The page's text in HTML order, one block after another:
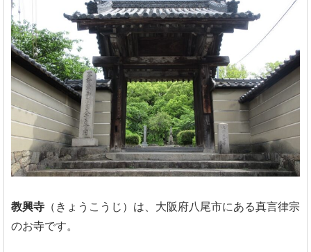
教興寺 （きょうこうじ）は、大阪府八尾市にある真言律宗
のお寺です。